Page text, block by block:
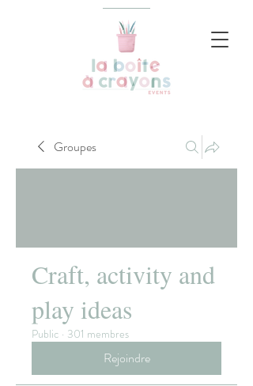
Groupes
Craft, activity and
play ideas
Public · 301 membres
Rejoindre